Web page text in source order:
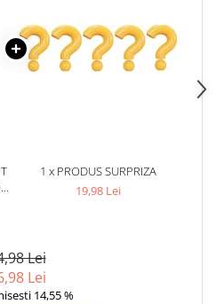
1 x PRODUS SURPRIZA
19,98 Lei
Lei
Lei
14,55 %